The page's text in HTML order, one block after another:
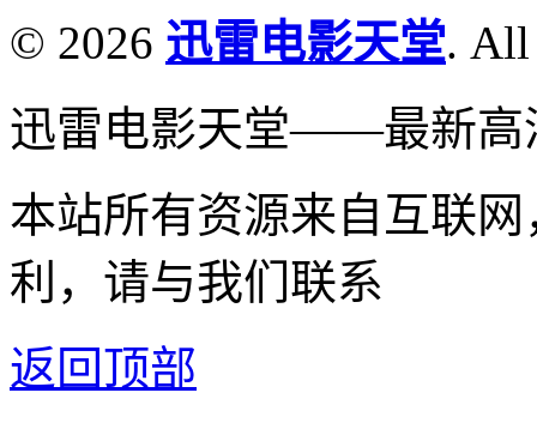
© 2026 迅雷电影天堂. All
迅雷电影天堂——最新高
本站所有资源来自互联
利，请与我们联系
返回顶部